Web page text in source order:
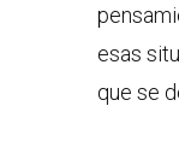
esas
que se